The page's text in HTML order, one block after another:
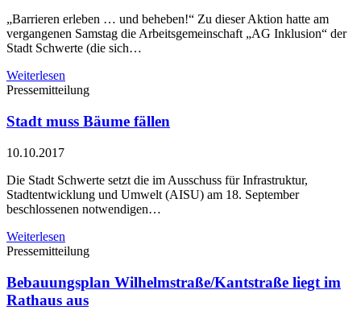
„Barrieren erleben … und beheben!“ Zu dieser Aktion hatte am
vergangenen Samstag die Arbeitsgemeinschaft „AG Inklusion“ der
Stadt Schwerte (die sich…
Weiterlesen
Pressemitteilung
Stadt muss Bäume fällen
10.10.2017
Die Stadt Schwerte setzt die im Ausschuss für Infrastruktur,
Stadtentwicklung und Umwelt (AISU) am 18. September
beschlossenen notwendigen…
Weiterlesen
Pressemitteilung
Bebauungsplan Wilhelmstraße/Kantstraße liegt im
Rathaus aus